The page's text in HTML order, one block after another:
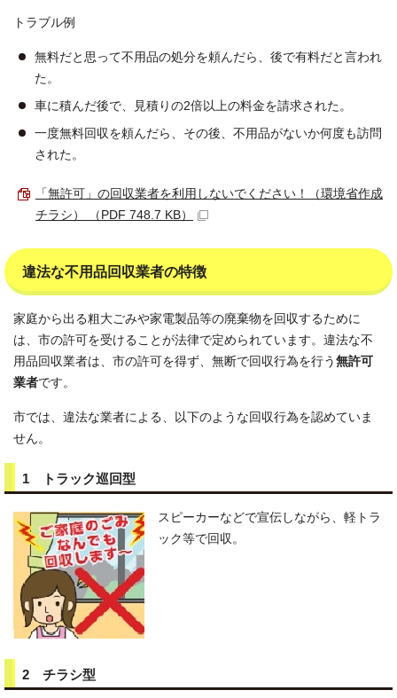
トラブル例
無料だと思って不用品の処分を頼んだら、後で有料だと言われ
た。
車に積んだ後で、見積りの2倍以上の料金を請求された。
一度無料回収を頼んだら、その後、不用品がないか何度も訪問
された。
「無許可」の回収業者を利用しないでください！（環境省作成
チラシ） （PDF 748.7 KB）
違法な不用品回収業者の特徴
家庭から出る粗大ごみや家電製品等の廃棄物を回収するために
は、市の許可を受けることが法律で定められています。違法な不
用品回収業者は、市の許可を得ず、無断で回収行為を行う 無許可
業者です。
市では、違法な業者による、以下のような回収行為を認めていま
せん。
1 トラック巡回型
スピーカーなどで宣伝しながら、軽トラ
ック等で回収。
2 チラシ型